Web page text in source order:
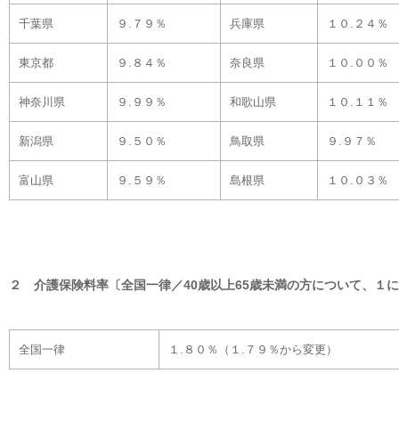
千葉県 ９.７９％ 兵庫県 １０.２４％
東京都 ９.８４％ 奈良県 １０.００％
神奈川県 ９.９９％ 和歌山県 １０.１１％
新潟県 ９.５０％ 鳥取県 ９.９７％
富山県 ９.５９％ 島根県 １０.０３％
２ 介護保険料率〔全国一律／40歳以上65歳未満の方について、１
全国一律 １.８０％（１.７９％から変更）